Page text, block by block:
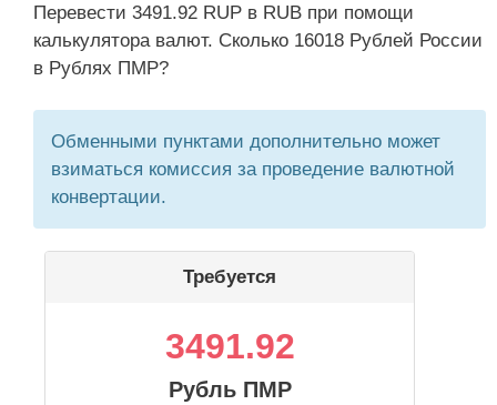
Перевести 3491.92 RUP в RUB при помощи
калькулятора валют. Сколько 16018 Рублей России
в Рублях ПМР?
Обменными пунктами дополнительно может
взиматься комиссия за проведение валютной
конвертации.
Требуется
3491.92
Рубль ПМР